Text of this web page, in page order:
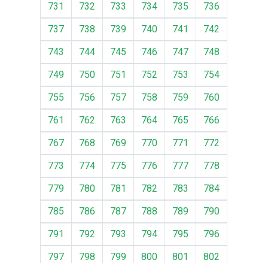
731 732 733 734 735
736
737
738 739 740 741
742
743
744 745 746 747
748
749
750 751 752 753
754
755
756 757 758 759
760
761
762 763 764 765
766
767
768 769 770 771
772
773
774 775 776 777
778
779
780 781 782 783
784
785
786 787 788 789
790
791
792 793 794 795
796
797
798 799 800 801
802